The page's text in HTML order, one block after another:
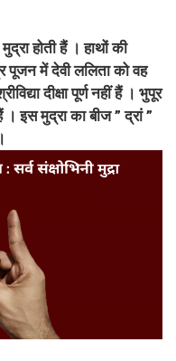
होती हैं । हाथों की
पूजन में देवी ललिता को वह
दीक्षा पूर्ण नहीं हैं । भुपूर
। इस मुद्रा का बीज ” द्रां ”